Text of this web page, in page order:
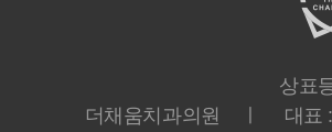
상표
더채움치과의원 ㅣ 대표 :